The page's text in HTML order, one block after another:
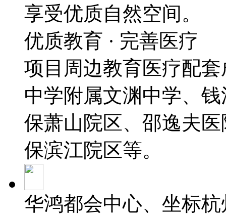
享受优质自然空间。
优质教育 · 完善医疗
项目周边教育医疗配
中学附属文渊中学、
保萧山院区、邵逸夫
保滨江院区等。
华鸿都会中心、坐标